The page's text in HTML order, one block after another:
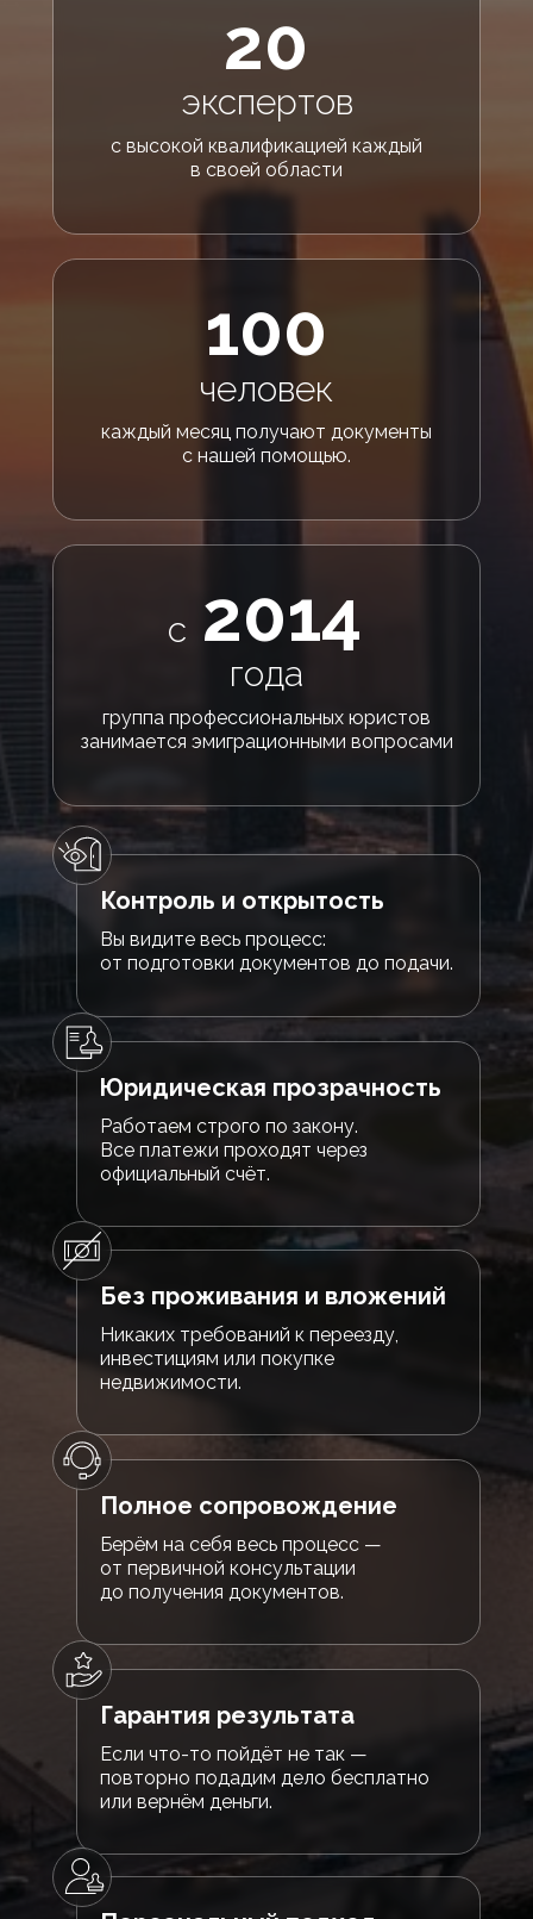
экспертов
с высокой квалификацией каждый
в своей области
20
человек
каждый месяц получают документы
с нашей помощью.
100
года
группа профессиональных юристов
занимается эмиграционными вопросами
2014
с
Вы видите весь процесс:
от подготовки документов до подачи.
Контроль и открытость
Работаем строго по закону.
Все платежи проходят через
официальный счёт.
Юридическая прозрачность
Никаких требований к переезду,
инвестициям или покупке
недвижимости.
Без проживания и вложений
Берём на себя весь процесс —
от первичной консультации
до получения документов.
Полное сопровождение
Если что-то пойдёт не так —
повторно подадим дело бесплатно
или вернём деньги.
Гарантия результата